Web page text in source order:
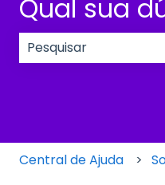
Qual sua
Central de Ajuda